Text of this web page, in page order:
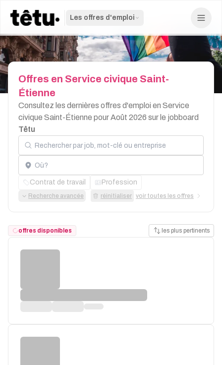
Les offres d'emploi
Offres en Service civique Saint-
Étienne
Consultez les dernières offres d'emploi en Service
civique Saint-Étienne pour Août 2026 sur le jobboard
Têtu
Rechercher par job, mot-clé ou entreprise
Localisation
Contrat de travail Profession
Recherche avancée réinitialiser voir toutes les offres
offres disponibles les plus pertinents